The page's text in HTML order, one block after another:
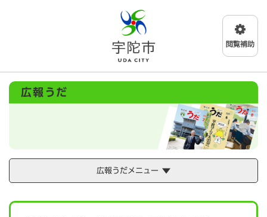
メニューを飛ばして本文へ
広報うだ
広報うだメニュー
本